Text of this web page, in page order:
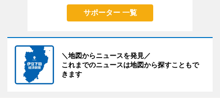
サポーター 一覧
＼地図からニュースを発見／
これまでのニュースは地図から探すこともで
きます